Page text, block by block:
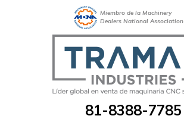
Miembro de la Machinery
Dealers National Association
81-8388-7785